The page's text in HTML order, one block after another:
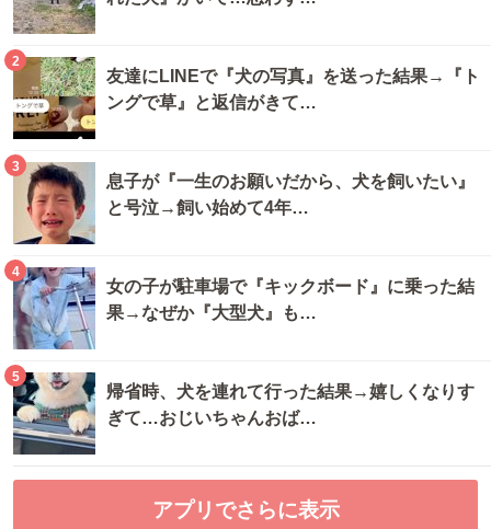
2
友達にLINEで『犬の写真』を送った結果→『ト
ングで草』と返信がきて…
3
息子が『一生のお願いだから、犬を飼いたい』
と号泣→飼い始めて4年…
4
女の子が駐車場で『キックボード』に乗った結
果→なぜか『大型犬』も…
5
帰省時、犬を連れて行った結果→嬉しくなりす
ぎて…おじいちゃんおば…
アプリでさらに表示